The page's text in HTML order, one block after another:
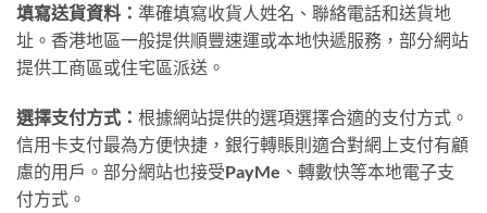
填寫送貨資料： 準確填寫收貨人姓名、聯絡電話和送貨地
址。香港地區一般提供順豐速運或本地快遞服務，部分網站
提供工商區或住宅區派送。
選擇支付方式： 根據網站提供的選項選擇合適的支付方式。
信用卡支付最為方便快捷，銀行轉賬則適合對網上支付有顧
慮的用戶。部分網站也接受PayMe、轉數快等本地電子支
付方式。